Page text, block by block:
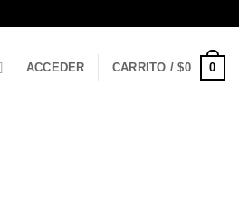
ACCEDER CARRITO /$0 0